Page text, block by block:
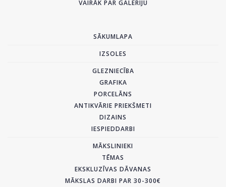
VAIRĀK PAR GALERIJU
SĀKUMLAPA
IZSOLES
GLEZNIECĪBA
GRAFIKA
PORCELĀNS
ANTIKVĀRIE PRIEKŠMETI
DIZAINS
IESPIEDDARBI
MĀKSLINIEKI
TĒMAS
EKSKLUZĪVAS DĀVANAS
MĀKSLAS DARBI PAR 30-300€